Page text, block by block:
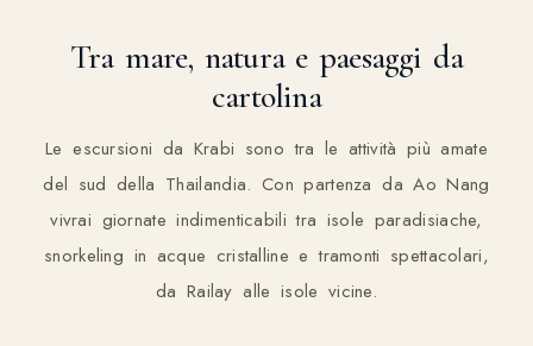
Tra mare, natura e paesaggi da
cartolina
Le escursioni da Krabi sono tra le attività più amate
del sud della Thailandia. Con partenza da Ao Nang
vivrai giornate indimenticabili tra isole paradisiache,
snorkeling in acque cristalline e tramonti spettacolari,
da Railay alle isole vicine.